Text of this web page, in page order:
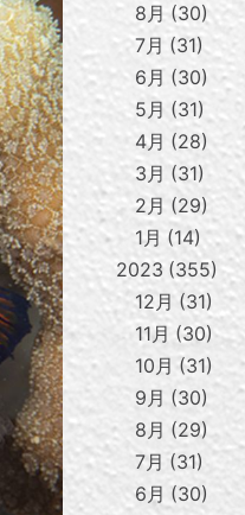
8月
30
7月
31
6月
30
5月
31
4月
28
3月
31
2月
29
1月
14
2023 355
12月
31
11月
30
10月
31
9月
30
8月
29
7月
31
6月
30